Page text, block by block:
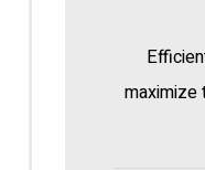
maximize